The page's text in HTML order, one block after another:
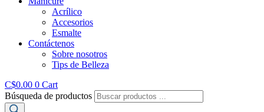
Acrílico
Accesorios
Esmalte
Contáctenos
Sobre nosotros
Tips de Belleza
C$0.00 0 Cart
Búsqueda de productos